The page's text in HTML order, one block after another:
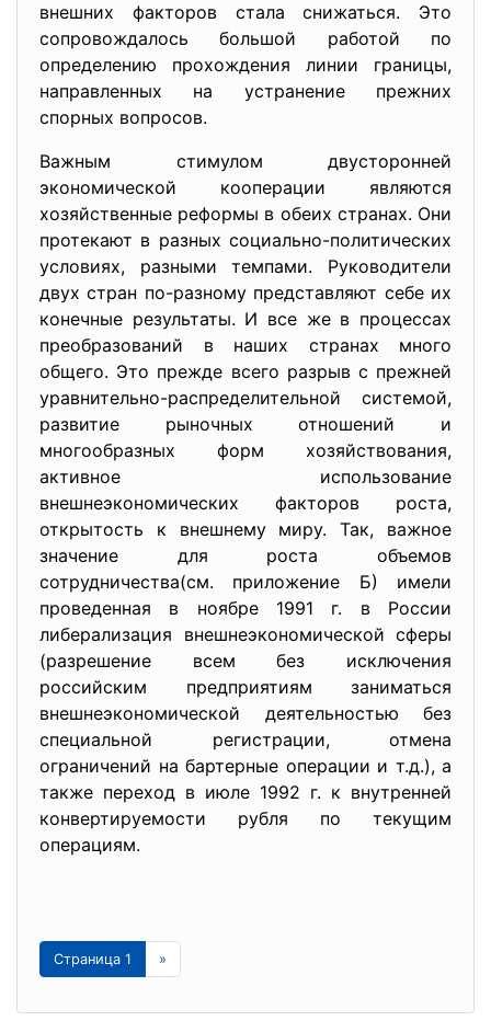
внешних факторов стала снижаться. Это
сопровождалось большой работой по
определению прохождения линии границы,
направленных на устранение прежних
спорных вопросов.
Важным стимулом двусторонней
экономической кооперации являются
хозяйственные реформы в обеих странах. Они
протекают в разных социально-политических
условиях, разными темпами. Руководители
двух стран по-разному представляют себе их
конечные результаты. И все же в процессах
преобразований в наших странах много
общего. Это прежде всего разрыв с прежней
уравнительно-распределительной системой,
развитие рыночных отношений и
многообразных форм хозяйствования,
активное использование
внешнеэкономических факторов роста,
открытость к внешнему миру. Так, важное
значение для роста объемов
сотрудничества(см. приложение Б) имели
проведенная в ноябре 1991 г. в России
либерализация внешнеэкономической сферы
(разрешение всем без исключения
российским предприятиям заниматься
внешнеэкономической деятельностью без
специальной регистрации, отмена
ограничений на бартерные операции и т.д.), а
также переход в июле 1992 г. к внутренней
конвертируемости рубля по текущим
операциям.
Страница 1 »